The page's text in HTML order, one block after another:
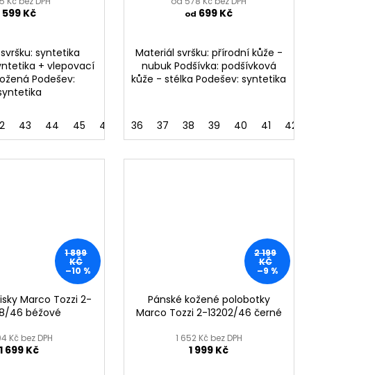
599 Kč
syntetika
+ vlepovací
Podešev:
43 44 45 46
od 699 Kč
Materiál svršku: přírodní kůže -
nubuk Podšívka: podšívková
kůže - stélka Podešev: syntetika
36 37 38 39 40 41 42
1 899
KČ
–10 %
Marco Tozzi 2-
46 béžové
Kč bez DPH
1 699 Kč
2 199
KČ
–9 %
Pánské kožené polobotky
Marco Tozzi 2-13202/46 černé
1 652 Kč bez DPH
1 999 Kč